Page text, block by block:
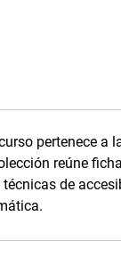
pertenece a
reúne
de